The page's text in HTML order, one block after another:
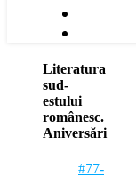
Literatura
sud-
estului
românesc.
Aniversări
#77-